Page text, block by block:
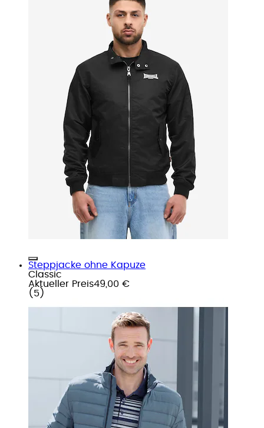
Steppjacke ohne Kapuze
Classic
Aktueller Preis49,00 €
( 5 )